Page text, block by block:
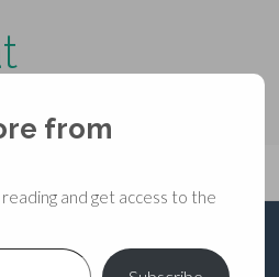
from
and get access to the